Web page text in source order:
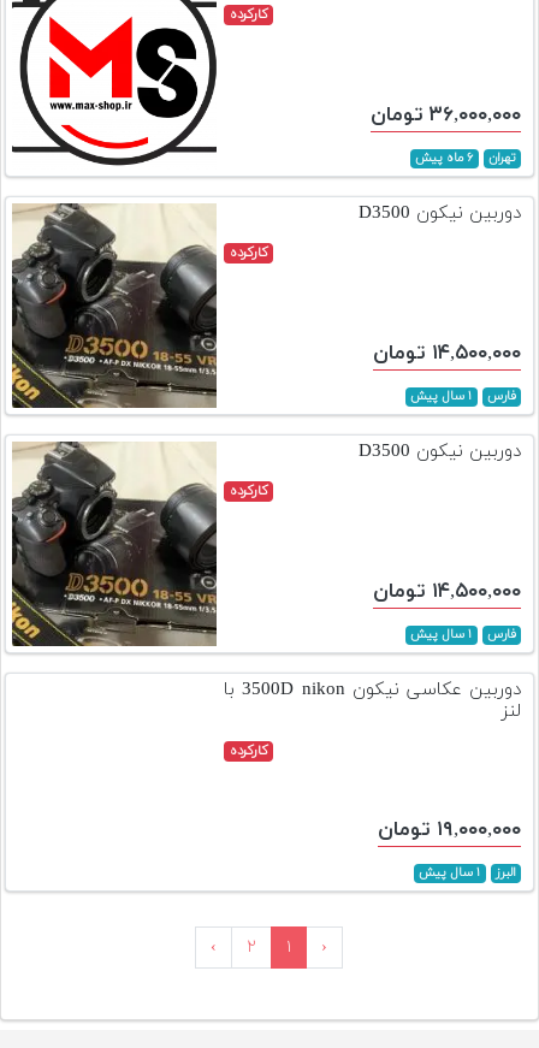
کارکرده
۳۶,۰۰۰,۰۰۰ تومان
تهران ۶ ماه پیش
دوربین نیکون D3500
کارکرده
۱۴,۵۰۰,۰۰۰ تومان
فارس ۱ سال پیش
دوربین نیکون D3500
کارکرده
۱۴,۵۰۰,۰۰۰ تومان
فارس ۱ سال پیش
دوربین عکاسی نیکون 3500D nikon با
لنز
کارکرده
۱۹,۰۰۰,۰۰۰ تومان
البرز ۱ سال پیش
‹ ۱ ۲ ›